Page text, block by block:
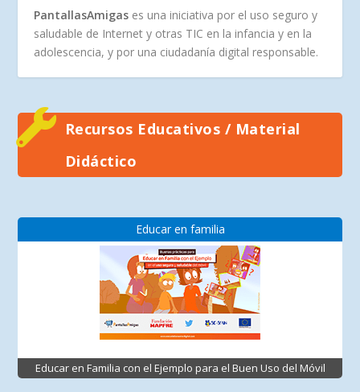
PantallasAmigas es una iniciativa por el uso seguro y
saludable de Internet y otras TIC en la infancia y en la
adolescencia, y por una ciudadanía digital responsable.
Recursos Educativos / Material
Didáctico
Educar en familia
Educar en Familia con el Ejemplo para el Buen Uso del Móvil